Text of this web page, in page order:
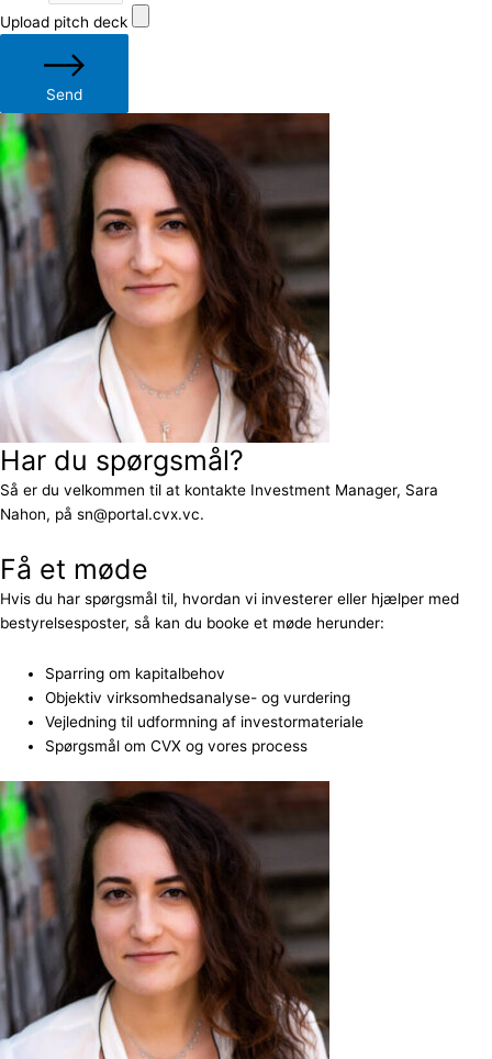
Upload pitch deck
Send
Har du spørgsmål?
Så er du velkommen til at kontakte Investment Manager, Sara
Nahon, på sn@portal.cvx.vc.
Få et møde
Hvis du har spørgsmål til, hvordan vi investerer eller hjælper med
bestyrelsesposter, så kan du booke et møde herunder:
Sparring om kapitalbehov
Objektiv virksomhedsanalyse- og vurdering
Vejledning til udformning af investormateriale
Spørgsmål om CVX og vores process